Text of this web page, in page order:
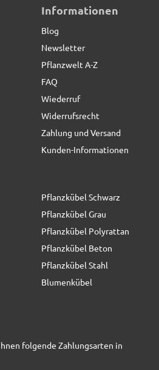
Fiberglas
86,90 € *statt
126,50 € *
Informationen
Blog
Newsletter
Pflanzwelt A-Z
FAQ
Wiederruf
Widerrufsrecht
Zahlung und Versand
Kunden-Informationen
Pflanzkübel Schwarz
Pflanzkübel Grau
Pflanzkübel Polyrattan
Pflanzkübel Beton
Pflanzkübel Stahl
Blumenkübel
folgende Zahlungsarten in